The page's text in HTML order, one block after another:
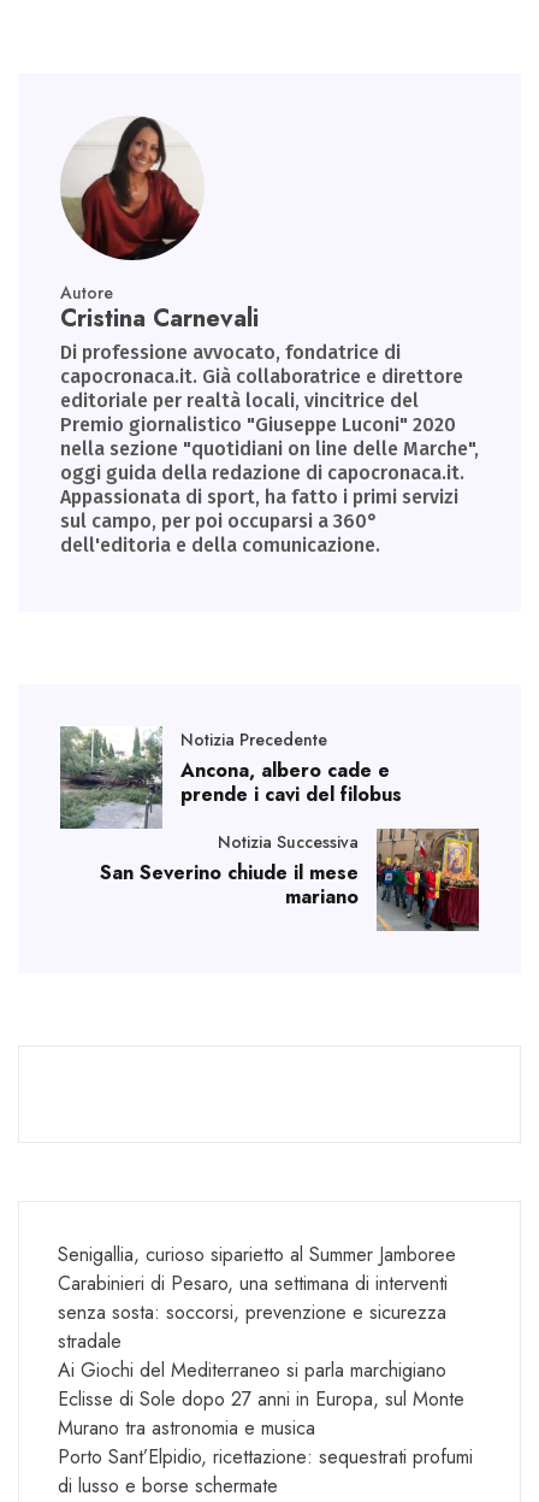
Autore
Cristina Carnevali
Di professione avvocato, fondatrice di
capocronaca.it. Già collaboratrice e direttore
editoriale per realtà locali, vincitrice del
Premio giornalistico "Giuseppe Luconi" 2020
nella sezione "quotidiani on line delle Marche",
oggi guida della redazione di capocronaca.it.
Appassionata di sport, ha fatto i primi servizi
sul campo, per poi occuparsi a 360°
dell'editoria e della comunicazione.
Notizia Precedente
Ancona, albero cade e
prende i cavi del filobus
Notizia Successiva
San Severino chiude il mese
mariano
Senigallia, curioso siparietto al Summer Jamboree
Carabinieri di Pesaro, una settimana di interventi
senza sosta: soccorsi, prevenzione e sicurezza
stradale
Ai Giochi del Mediterraneo si parla marchigiano
Eclisse di Sole dopo 27 anni in Europa, sul Monte
Murano tra astronomia e musica
Porto Sant’Elpidio, ricettazione: sequestrati profumi
di lusso e borse schermate